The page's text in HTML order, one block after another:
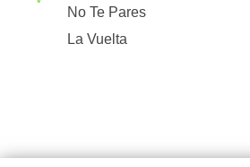
No Te Pares
La Vuelta